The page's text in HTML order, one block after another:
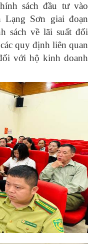
sách đầu tư vào
Lạng Sơn giai đoạn
sách về lãi suất đối
quy định liên quan
với hộ kinh doanh